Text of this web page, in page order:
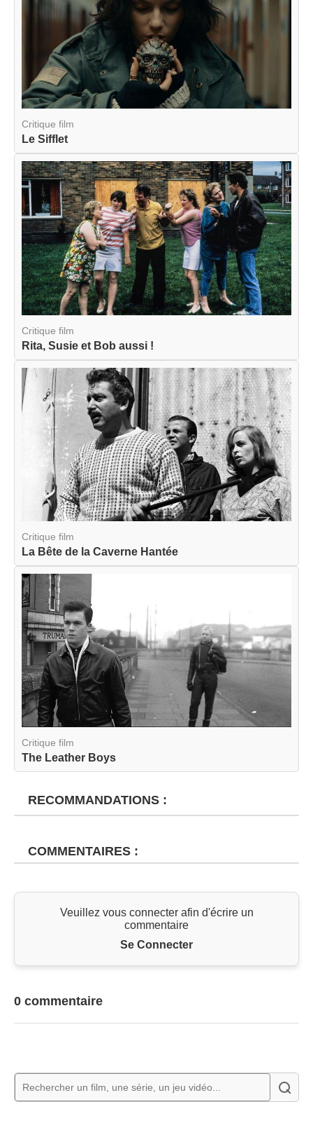
Critique film
Le Sifflet
Critique film
Rita, Susie et Bob aussi !
Critique film
La Bête de la Caverne Hantée
Critique film
The Leather Boys
RECOMMANDATIONS :
COMMENTAIRES :
Veuillez vous connecter afin d'écrire un
commentaire
Se Connecter
0 commentaire